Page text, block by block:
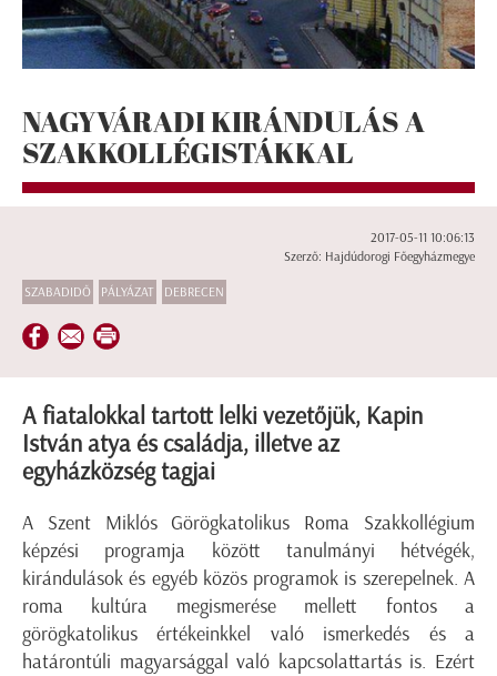
NAGYVÁRADI KIRÁNDULÁS A
SZAKKOLLÉGISTÁKKAL
2017-05-11 10:06:13
Szerző: Hajdúdorogi Főegyházmegye
SZABADIDŐ PÁLYÁZAT DEBRECEN
A fiatalokkal tartott lelki vezetőjük, Kapin
István atya és családja, illetve az
egyházközség tagjai
A Szent Miklós Görögkatolikus Roma Szakkollégium
képzési programja között tanulmányi hétvégék,
kirándulások és egyéb közös programok is szerepelnek. A
roma kultúra megismerése mellett fontos a
görögkatolikus értékeinkkel való ismerkedés és a
határontúli magyarsággal való kapcsolattartás is. Ezért